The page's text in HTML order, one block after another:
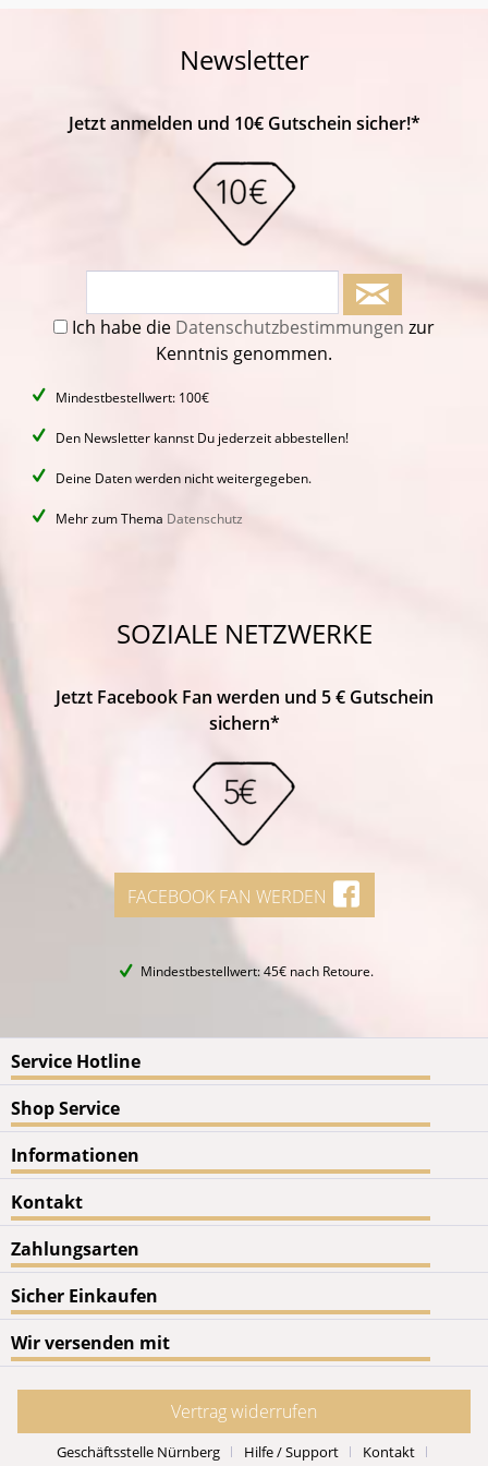
Newsletter
Jetzt anmelden und 10€ Gutschein sicher!*
Ich habe die Datenschutzbestimmungen zur
Kenntnis genommen.
Mindestbestellwert: 100€
Den Newsletter kannst Du jederzeit abbestellen!
Deine Daten werden nicht weitergegeben.
Mehr zum Thema Datenschutz
SOZIALE NETZWERKE
Jetzt Facebook Fan werden und 5 € Gutschein
sichern*
FACEBOOK FAN WERDEN
Mindestbestellwert: 45€ nach Retoure.
Service Hotline
Shop Service
Informationen
Kontakt
Zahlungsarten
Sicher Einkaufen
Wir versenden mit
Vertrag widerrufen
Geschäftsstelle Nürnberg Hilfe / Support Kontakt